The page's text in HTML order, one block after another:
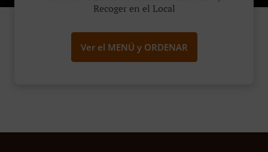
Recoger en el Local
Ver el MENÚ y ORDENAR